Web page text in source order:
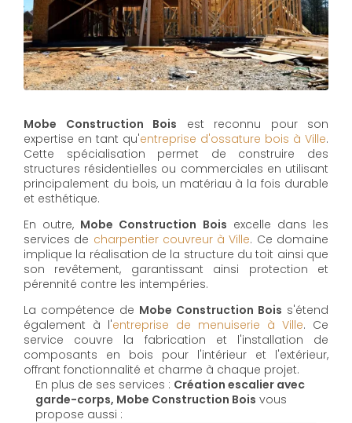
Mobe Construction Bois est reconnu pour son
expertise en tant qu'entreprise d'ossature bois à Ville.
Cette spécialisation permet de construire des
structures résidentielles ou commerciales en utilisant
principalement du bois, un matériau à la fois durable
et esthétique.
En outre, Mobe Construction Bois excelle dans les
services de charpentier couvreur à Ville. Ce domaine
implique la réalisation de la structure du toit ainsi que
son revêtement, garantissant ainsi protection et
pérennité contre les intempéries.
La compétence de Mobe Construction Bois s'étend
également à l'entreprise de menuiserie à Ville. Ce
service couvre la fabrication et l'installation de
composants en bois pour l'intérieur et l'extérieur,
offrant fonctionnalité et charme à chaque projet.
En plus de ses services : Création escalier avec
garde-corps, Mobe Construction Bois vous
propose aussi :